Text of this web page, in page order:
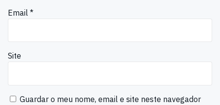
Email *
Site
Guardar o meu nome, email e site neste navegador